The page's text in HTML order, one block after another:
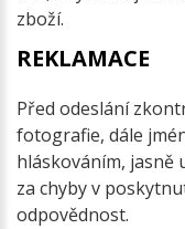
zboží.
REKLAMACE
Před odeslání
fotografie, dále
hláskováním, jasně
za chyby v
odpovědnost.